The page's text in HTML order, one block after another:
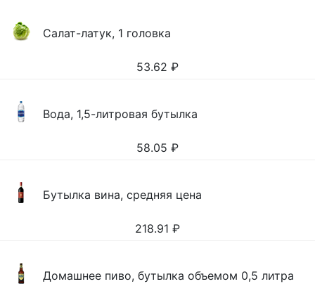
Салат-латук, 1 головка
53.62 ₽
Вода, 1,5-литровая бутылка
58.05 ₽
Бутылка вина, средняя цена
218.91 ₽
Домашнее пиво, бутылка объемом 0,5 литра